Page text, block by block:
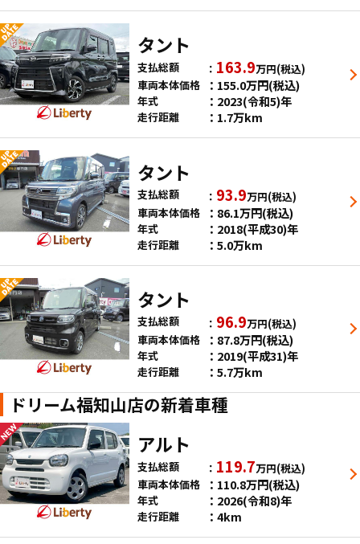
タント
支払総額 163.9万円(税込)
車両本体価格
155.0万円(税込)
年式 2023(令和5)年
走行距離 1.7万km
タント
支払総額 93.9万円(税込)
車両本体価格
86.1万円(税込)
年式 2018(平成30)年
走行距離 5.0万km
タント
支払総額 96.9万円(税込)
車両本体価格
87.8万円(税込)
年式 2019(平成31)年
走行距離 5.7万km
ドリーム福知山店の新着車種
アルト
支払総額 119.7万円(税込)
車両本体価格
110.8万円(税込)
年式 2026(令和8)年
走行距離 4km